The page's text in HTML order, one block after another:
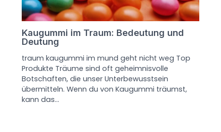
Kaugummi im Traum: Bedeutung und
Deutung
traum kaugummi im mund geht nicht weg Top
Produkte Träume sind oft geheimnisvolle
Botschaften, die unser Unterbewusstsein
übermitteln. Wenn du von Kaugummi träumst,
kann das…